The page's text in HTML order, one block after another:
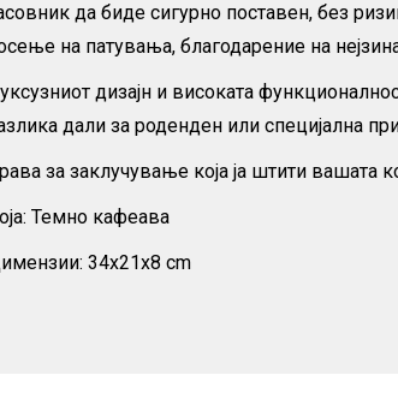
да биде сигурно поставен, без
на патувања, благодарение на
дизајн и високата
дали за роденден или специјална
за заклучување која ја штити вашата
Темно кафеава
34x21x8 cm